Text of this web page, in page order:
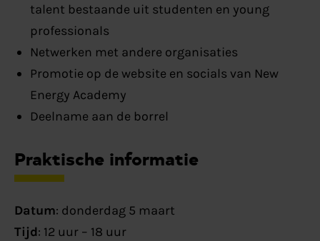
talent bestaande uit studenten en young
professionals
Netwerken met andere organisaties
Promotie op de website en socials van New
Energy Academy
Deelname aan de borrel
Praktische informatie
Datum: donderdag 5 maart
Tijd: 12 uur – 18 uur